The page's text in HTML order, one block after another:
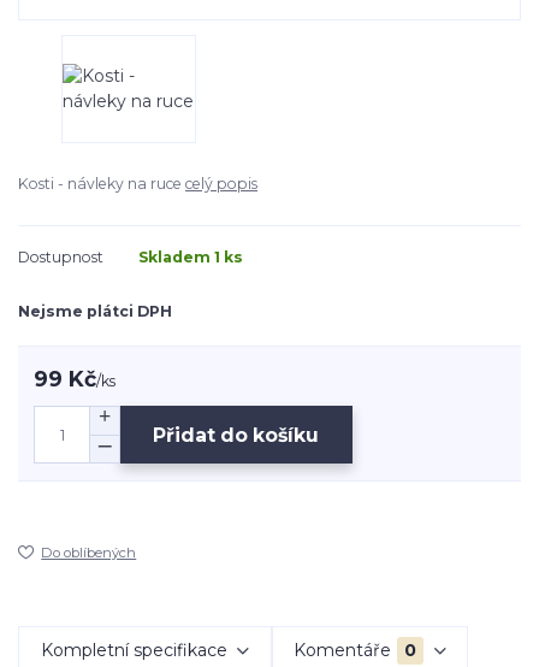
Kosti - návleky na ruce celý popis
Dostupnost Skladem 1 ks
Nejsme plátci DPH
99 Kč/ks
Přidat do košíku
Do oblíbených
Kompletní specifikace Komentáře 0